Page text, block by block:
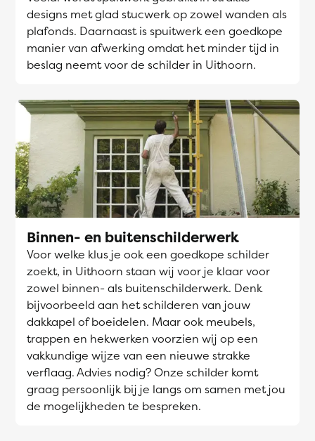
designs met glad stucwerk op zowel wanden als
plafonds. Daarnaast is spuitwerk een goedkope
manier van afwerking omdat het minder tijd in
beslag neemt voor de schilder in Uithoorn.
Binnen- en buitenschilderwerk
Voor welke klus je ook een goedkope schilder
zoekt, in Uithoorn staan wij voor je klaar voor
zowel binnen- als buitenschilderwerk. Denk
bijvoorbeeld aan het schilderen van jouw
dakkapel of boeidelen. Maar ook meubels,
trappen en hekwerken voorzien wij op een
vakkundige wijze van een nieuwe strakke
verflaag. Advies nodig? Onze schilder komt
graag persoonlijk bij je langs om samen met jou
de mogelijkheden te bespreken.